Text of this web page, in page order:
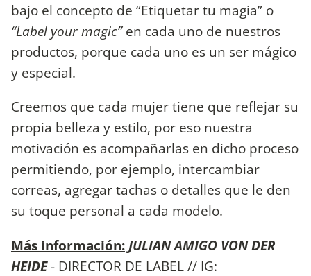
bajo el concepto de “Etiquetar tu magia” o
“Label your magic”en cada uno de nuestros
productos, porque cada uno es un ser mágico
y especial.
Creemos que cada mujer tiene que reflejar su
propia belleza y estilo, por eso nuestra
motivación es acompañarlas en dicho proceso
permitiendo, por ejemplo, intercambiar
correas, agregar tachas o detalles que le den
su toque personal a cada modelo.
Más información:JULIAN AMIGO VON DER
HEIDE- DIRECTOR DE LABEL // IG: